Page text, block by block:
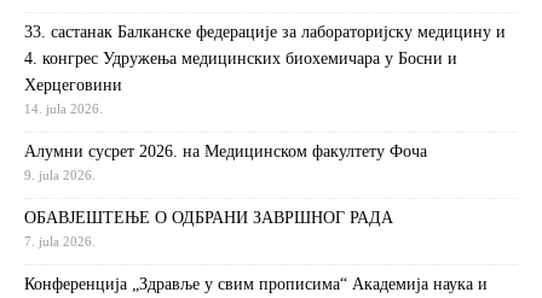
33. састанак Балканске федерације за лабораторијску медицину и
4. конгрес Удружења медицинских биохемичара у Босни и
Херцеговини
14. jula 2026.
Алумни сусрет 2026. на Медицинском факултету Фоча
9. jula 2026.
ОБАВЈЕШТЕЊЕ О ОДБРАНИ ЗАВРШНОГ РАДА
7. jula 2026.
Конференција „Здравље у свим прописима“ Академија наука и